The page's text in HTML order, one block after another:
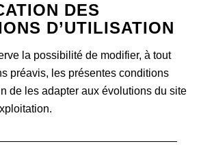
DES
D’UTILISATION
la possibilité de modifier, à tout
préavis, les présentes conditions
de les adapter aux évolutions du site